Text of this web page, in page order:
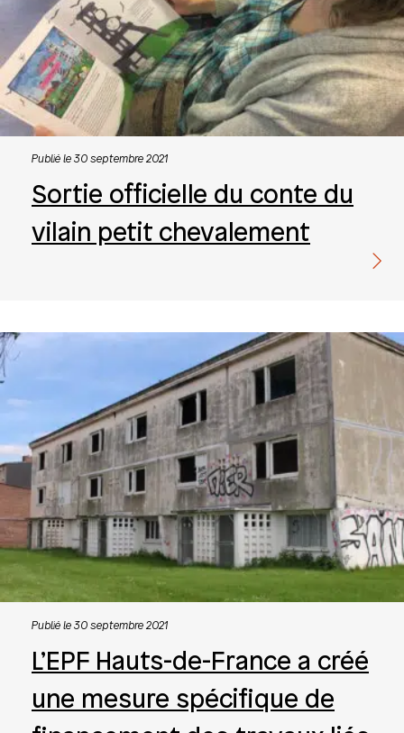
Publié le 30 septembre 2021
Sortie officielle du conte du
vilain petit chevalement
Publié le 30 septembre 2021
L’EPF Hauts-de-France a créé
une mesure spécifique de